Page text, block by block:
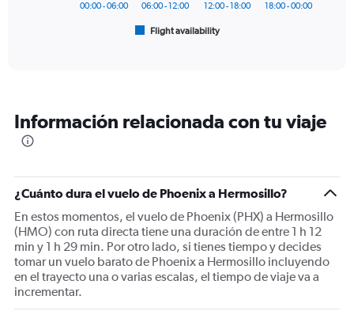
categories.
The
Y
axis
displaying
Number
of
flights.
Range:
Flight availability
00:00 - 06:00 06:00 - 12:00 12:00 - 18:00 18:00 - 00:00
Información relacionada con tu viaje
¿Cuánto dura el vuelo de Phoenix a Hermosillo?
En estos momentos, el vuelo de Phoenix (PHX) a Hermosillo
(HMO) con ruta directa tiene una duración de entre 1 h 12
min y 1 h 29 min. Por otro lado, si tienes tiempo y decides
tomar un vuelo barato de Phoenix a Hermosillo incluyendo
en el trayecto una o varias escalas, el tiempo de viaje va a
incrementar.